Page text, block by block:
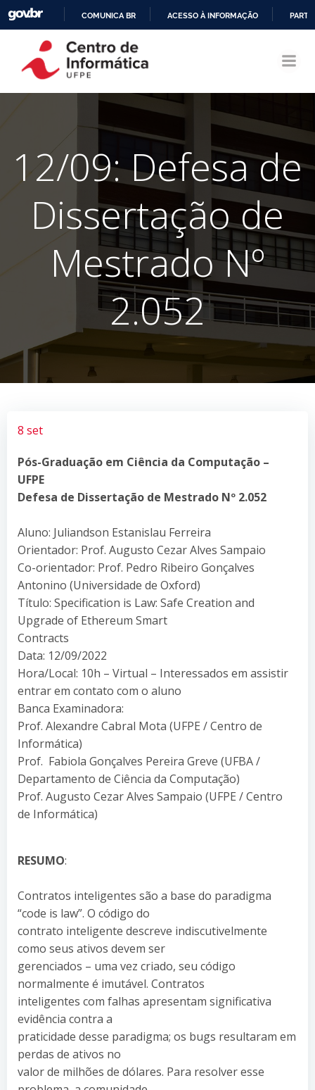
CONTEÚDO
COMUNICA BR ACESSO À INFORMAÇÃO
12/09: Defesa de
Dissertação de
Mestrado Nº
2.052
8 set
Pós-Graduação em Ciência da Computação –
UFPE
Defesa de Dissertação de Mestrado Nº 2.052
Aluno: Juliandson Estanislau Ferreira
Orientador: Prof. Augusto Cezar Alves Sampaio
Co-orientador: Prof. Pedro Ribeiro Gonçalves
Antonino (Universidade de Oxford)
Título: Specification is Law: Safe Creation and
Upgrade of Ethereum Smart
Contracts
Data: 12/09/2022
Hora/Local: 10h – Virtual – Interessados em assistir
entrar em contato com o aluno
Banca Examinadora:
Prof. Alexandre Cabral Mota (UFPE / Centro de
Informática)
Prof. Fabiola Gonçalves Pereira Greve (UFBA /
Departamento de Ciência da Computação)
Prof. Augusto Cezar Alves Sampaio (UFPE / Centro
de Informática)
RESUMO:
Contratos inteligentes são a base do paradigma
“code is law”. O código do
contrato inteligente descreve indiscutivelmente
como seus ativos devem ser
gerenciados – uma vez criado, seu código
normalmente é imutável. Contratos
inteligentes com falhas apresentam significativa
evidência contra a
praticidade desse paradigma; os bugs resultaram em
perdas de ativos no
valor de milhões de dólares. Para resolver esse